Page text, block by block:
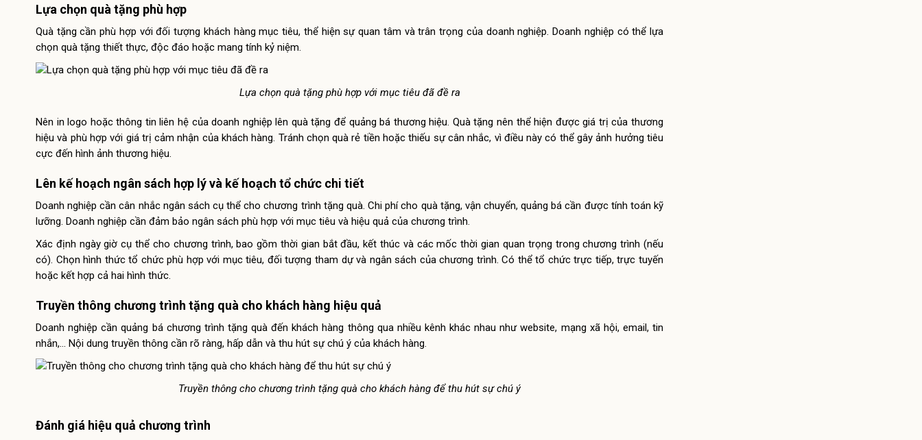
Lựa chọn quà tặng phù hợp
Quà tặng cần phù hợp với đối tượng khách hàng mục tiêu, thể hiện sự quan tâm và trân trọng của doanh nghiệp. Doanh nghiệp có thể lựa
chọn quà tặng thiết thực, độc đáo hoặc mang tính kỷ niệm.
Lựa chọn quà tặng phù hợp với mục tiêu đã đề ra
Nên in logo hoặc thông tin liên hệ của doanh nghiệp lên quà tặng để quảng bá thương hiệu. Quà tặng nên thể hiện được giá trị của thương
hiệu và phù hợp với giá trị cảm nhận của khách hàng. Tránh chọn quà rẻ tiền hoặc thiếu sự cân nhắc, vì điều này có thể gây ảnh hưởng tiêu
cực đến hình ảnh thương hiệu.
Lên kế hoạch ngân sách hợp lý và kế hoạch tổ chức chi tiết
Doanh nghiệp cần cân nhắc ngân sách cụ thể cho chương trình tặng quà. Chi phí cho quà tặng, vận chuyển, quảng bá cần được tính toán kỹ
lưỡng. Doanh nghiệp cần đảm bảo ngân sách phù hợp với mục tiêu và hiệu quả của chương trình.
Xác định ngày giờ cụ thể cho chương trình, bao gồm thời gian bắt đầu, kết thúc và các mốc thời gian quan trọng trong chương trình (nếu
có). Chọn hình thức tổ chức phù hợp với mục tiêu, đối tượng tham dự và ngân sách của chương trình. Có thể tổ chức trực tiếp, trực tuyến
hoặc kết hợp cả hai hình thức.
Truyền thông chương trình tặng quà cho khách hàng hiệu quả
Doanh nghiệp cần quảng bá chương trình tặng quà đến khách hàng thông qua nhiều kênh khác nhau như website, mạng xã hội, email, tin
nhắn,… Nội dung truyền thông cần rõ ràng, hấp dẫn và thu hút sự chú ý của khách hàng.
Truyền thông cho chương trình tặng quà cho khách hàng để thu hút sự chú ý
Đánh giá hiệu quả chương trình